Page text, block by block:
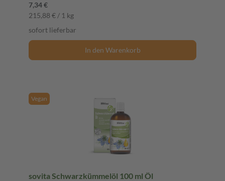
7,34 €
215,88 € / 1 kg
sofort lieferbar
In den Warenkorb
Vegan
sovita Schwarzkümmelöl 100 ml Öl